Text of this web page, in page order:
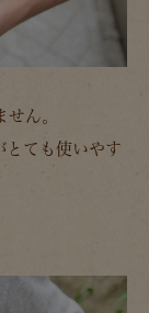
ん。
とても使いやす